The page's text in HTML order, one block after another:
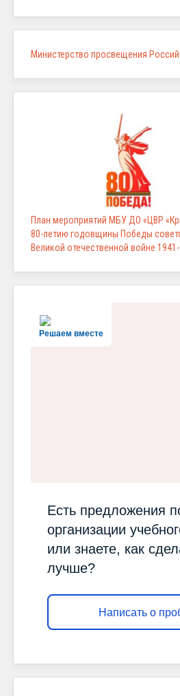
Министерство просвещения
План мероприятий МБУ ДО «ЦВР
80-летию годовщины Победы
Великой отечественной войне 1941-
Решаем вместе
Есть предложения
организации
или знаете, как
лучше?
Написать о